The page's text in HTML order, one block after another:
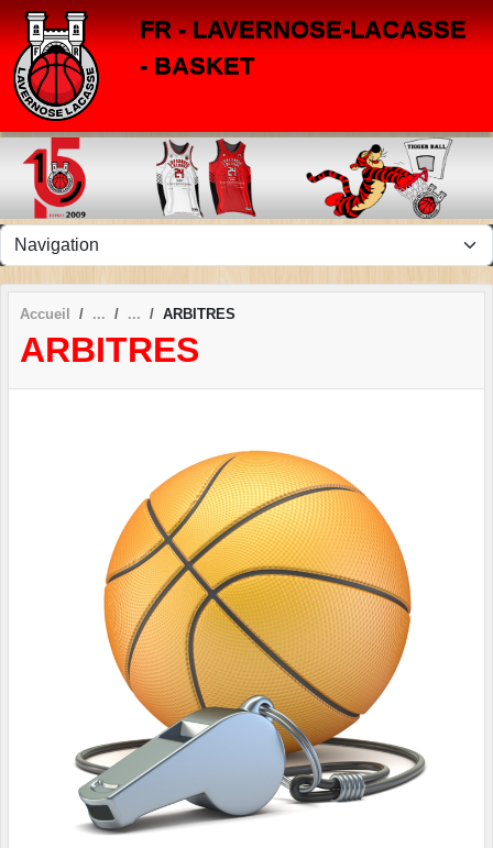
FR - LAVERNOSE-LACASSE
- BASKET
Accueil ARBITRES
ARBITRES
Panneau de gestion des cookies